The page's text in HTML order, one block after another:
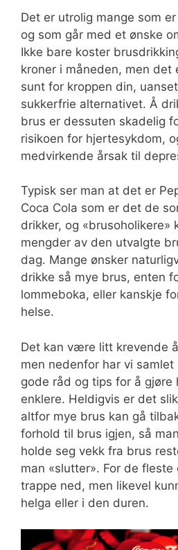
Det er utrolig mange som
og som går med et ønske
Ikke bare koster
kroner i måneden, men det
sunt for kroppen din,
sukkerfrie alternativet. Å
brus er dessuten skadelig
risikoen for hjertesykdom,
medvirkende årsak til
Typisk ser man at det er
Coca Cola som er det de
drikker, og «brusoholikere»
mengder av den utvalgte
dag. Mange ønsker
drikke så mye brus, enten
lommeboka, eller kanskje
helse.
Det kan være litt krevende
men nedenfor har vi samlet
gode råd og tips for å gjøre
enklere. Heldigvis er det
altfor mye brus kan gå
forhold til brus igjen, så
holde seg vekk fra brus
man «slutter». For de
trappe ned, men likevel
helga eller i den duren.